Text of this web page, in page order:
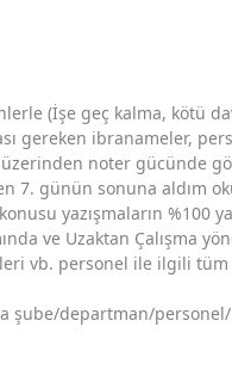
(İşe geç kalma, kötü
gereken ibranameler,
üzerinden noter gücünde
7. günün sonuna aldım
yazışmaların %100
ve Uzaktan Çalışma
vb. personel ile ilgili
şube/departman/